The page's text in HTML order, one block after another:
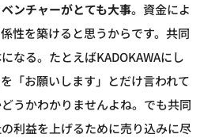
ンチャーがとても大事。資金によ
性を築けると思うからです。共同
なる。たとえばKADOKAWAにし
「お願いします」とだけ言われて
うかわかりませんよね。でも共同
利益を上げるために売り込みに尽